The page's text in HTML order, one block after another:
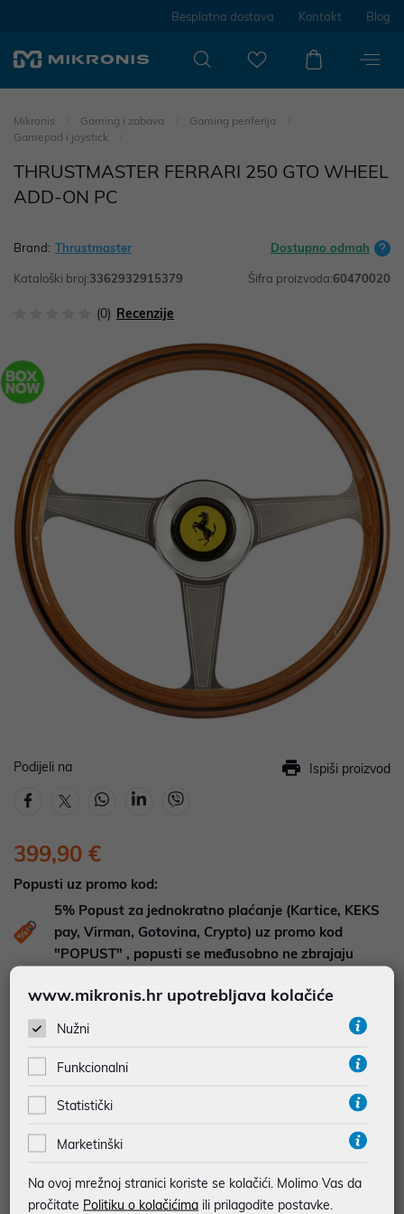
Besplatna dostava Kontakt Blog
Mikronis Gaming i zabava
Gaming periferija
Gamepad i joystick
THRUSTMASTER FERRARI 250 GTO WHEEL
ADD-ON PC
Brand: Thrustmaster Dostupno odmah
Kataloški broj:3362932915379 Šifra proizvoda:60470020
(0) Recenzije
Podijeli na Ispiši proizvod
399,90 €
Popusti uz promo kod:
5% Popust za jednokratno plaćanje (Kartice, KEKS
pay, Virman, Gotovina, Crypto) uz promo kod
"POPUST" , popusti se međusobno ne zbrajaju
Dodajte u košaricu Dodaj u favorite
JAMSTVO 24 MJ.
SIGURNA KUPOVINA
www.mikronis.hr upotrebljava kolačiće
Nužni
Funkcionalni
Statistički
Marketinški
Na ovoj mrežnoj stranici koriste se kolačići. Molimo Vas da
pročitate Politiku o kolačićima ili prilagodite postavke.